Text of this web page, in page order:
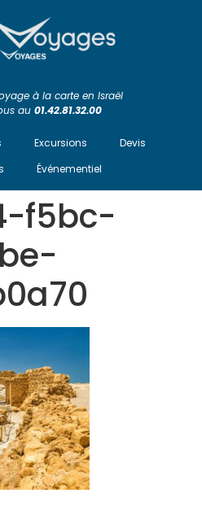
à la carte en Israël
au 01.42.81.32.00
Excursions
Devis
Événementiel
f5bc-